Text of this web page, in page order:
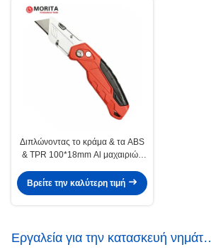
Διπλώνοντας το κράμα & τα ABS
& TPR 100*18mm Al μαχαιριών
επαγγελματική λεπίδα χάλυβα
Βρείτε την καλύτερη τιμή
Εργαλεία για την κατασκευή